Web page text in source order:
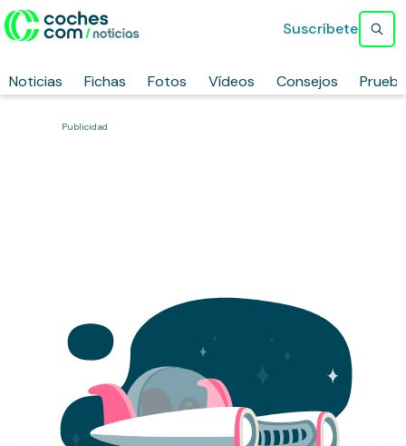
Noticias Fichas Fotos Vídeos Consejos
Suscríbete
Publicidad